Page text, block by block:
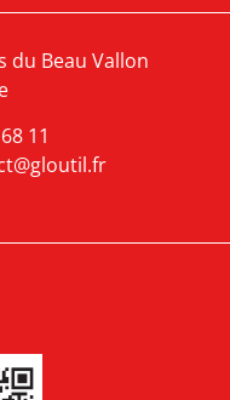
du Beau Vallon
11